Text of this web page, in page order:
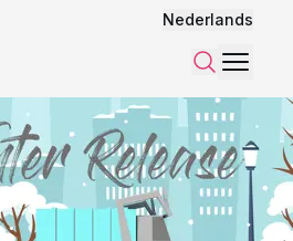
Nederlands
ZoekenMenu